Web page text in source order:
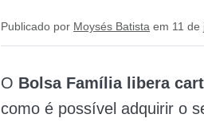
Publicado por Moysés Batista em 11 de
O Bolsa Família libera
como é possível adquirir o